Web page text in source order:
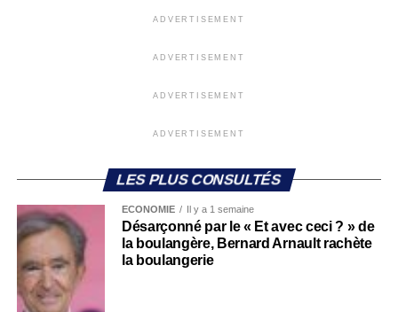
ADVERTISEMENT
ADVERTISEMENT
ADVERTISEMENT
ADVERTISEMENT
LES PLUS CONSULTÉS
ECONOMIE Il y a 1 semaine
Désarçonné par le « Et avec ceci ? » de
la boulangère, Bernard Arnault rachète
la boulangerie